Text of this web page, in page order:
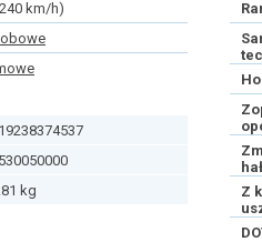
km/h)
kg
Z